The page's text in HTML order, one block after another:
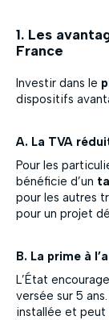
1. Les
France
Investir dans le
dispositifs
A. La TVA
Pour les
bénéficie d’un
pour les autres
pour un projet
B. La prime à
L’État encourage
versée sur 5
installée et peut